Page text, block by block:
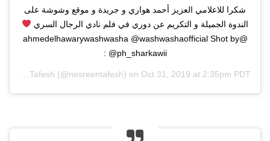
شكرا للاعلامي العزيز أحمد هواري و جريدة و موقع وشوشة على
الندوة الجميلة و التكريم عن دوري في فلم نادي الرجال السري
@ahmedelhawarywashwasha @washwashaofficial Shot by
: @ph_sharkawii
Nesreen Tafesh (@nesreentafesh) on Oct 31, 2019 at 2:35pm PDT